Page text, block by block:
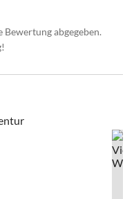
abgegeben.